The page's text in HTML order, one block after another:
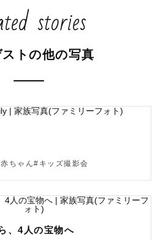
したい子
方をすることで、無理に笑わせな
ゃんと出てきます。
様子をお聞きしています。
stories
ストの他の写真
ちゃん#キッズ撮影会
、4人の宝物へ